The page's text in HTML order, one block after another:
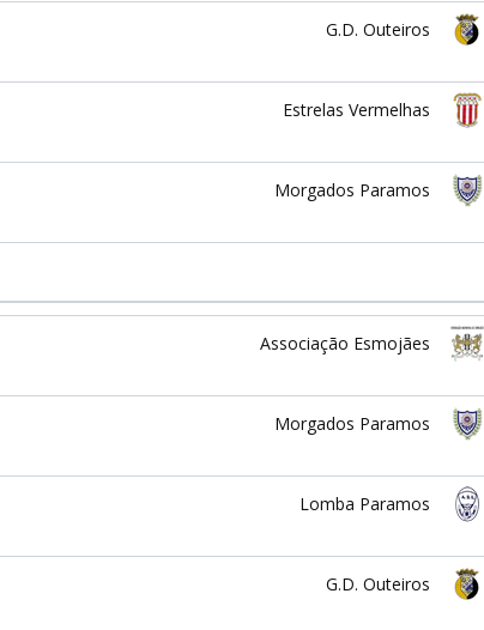
G.D. Outeiros
Estrelas Vermelhas
Morgados Paramos
Associação Esmojães
Morgados Paramos
Lomba Paramos
G.D. Outeiros